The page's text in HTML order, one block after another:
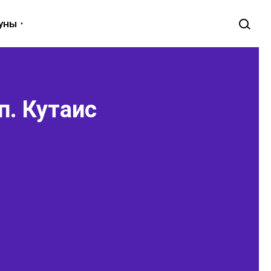
Кутаис